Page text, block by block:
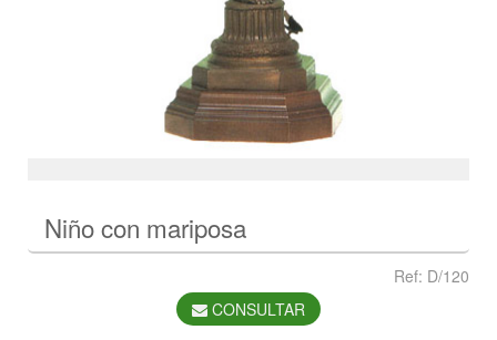
Niño con mariposa
Ref: D/120
CONSULTAR